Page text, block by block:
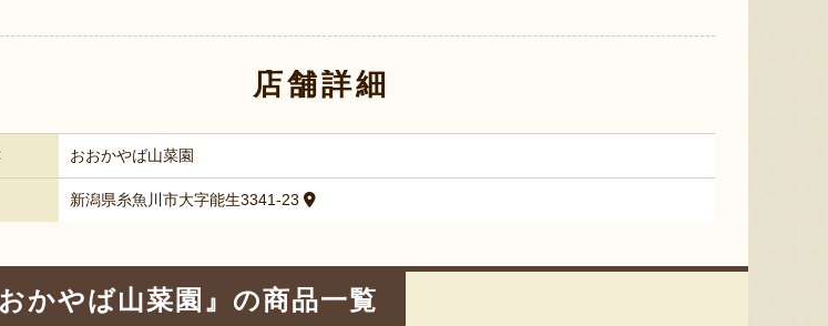
店舗詳細
おおかやば山菜園
新潟県糸魚川市大字能生3341-23
おかやば山菜園』の商品一覧
会社なぐも』
新潟県産 枝豆
『しみず農園』
新潟県産 梨（贈答用・家庭用） 新潟 黒埼産 枝豆・茶豆